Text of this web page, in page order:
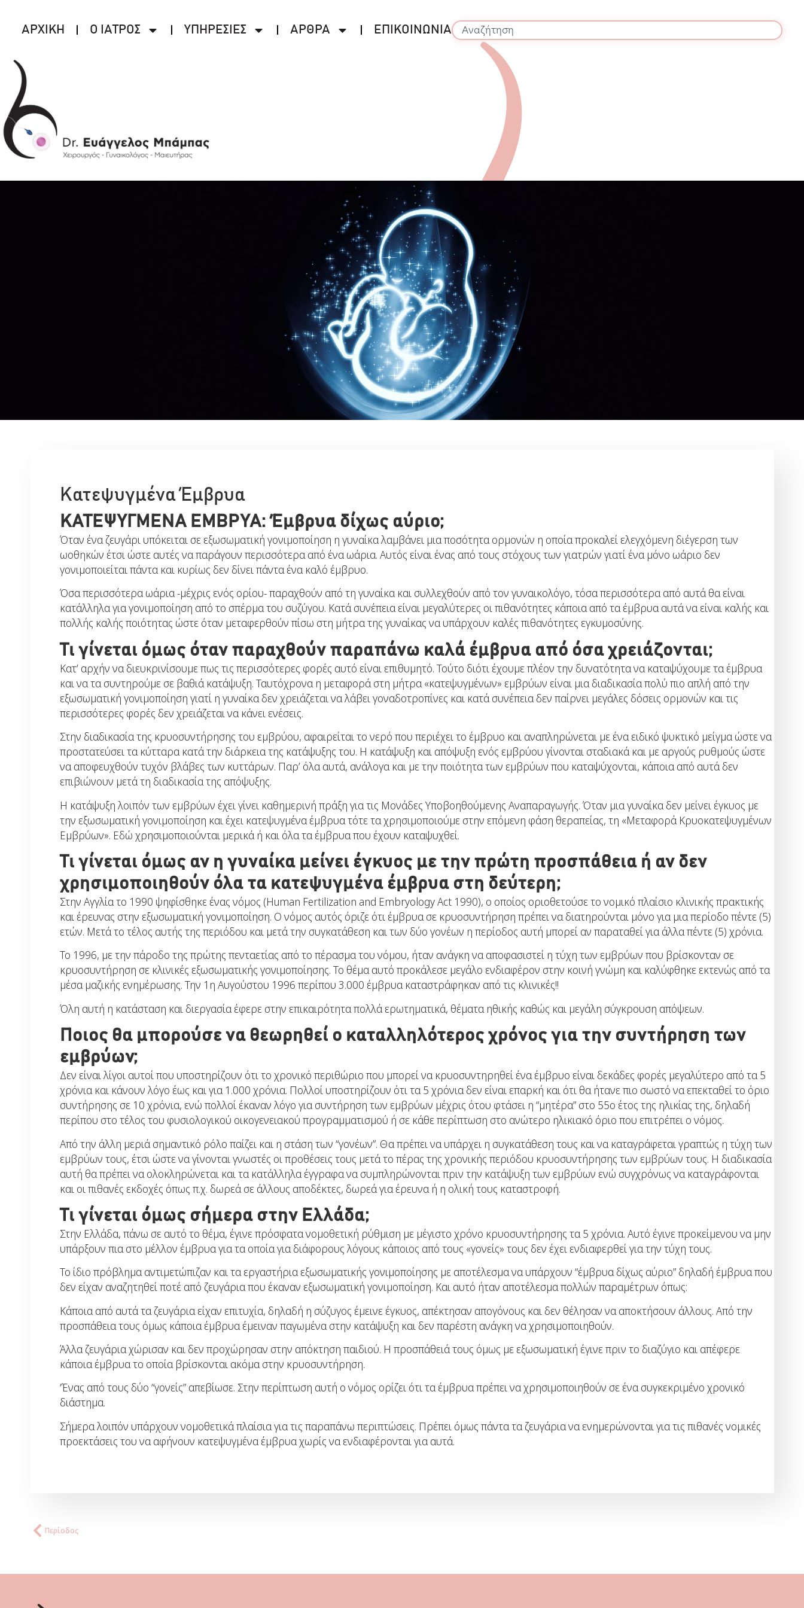
ΑΡΧΙΚΗ Ο ΙΑΤΡΟΣ ΥΠΗΡΕΣΙΕΣ ΑΡΘΡΑ ΕΠΙΚΟΙΝΩΝΙΑ
Κατεψυγμένα Έμβρυα
ΚΑΤΕΨΥΓΜΕΝΑ ΕΜΒΡΥΑ: Έμβρυα δίχως αύριο;
Όταν ένα ζευγάρι υπόκειται σε εξωσωματική γονιμοποίηση η γυναίκα λαμβάνει μια ποσότητα ορμονών η οποία προκαλεί ελεγχόμενη διέγερση των
ωοθηκών έτσι ώστε αυτές να παράγουν περισσότερα από ένα ωάρια. Αυτός είναι ένας από τους στόχους των γιατρών γιατί ένα μόνο ωάριο δεν
γονιμοποιείται πάντα και κυρίως δεν δίνει πάντα ένα καλό έμβρυο.
Όσα περισσότερα ωάρια -μέχρις ενός ορίου- παραχθούν από τη γυναίκα και συλλεχθούν από τον γυναικολόγο, τόσα περισσότερα από αυτά θα είναι
κατάλληλα για γονιμοποίηση από το σπέρμα του συζύγου. Κατά συνέπεια είναι μεγαλύτερες οι πιθανότητες κάποια από τα έμβρυα αυτά να είναι καλής και
πολλής καλής ποιότητας ώστε όταν μεταφερθούν πίσω στη μήτρα της γυναίκας να υπάρχουν καλές πιθανότητες εγκυμοσύνης.
Τι γίνεται όμως όταν παραχθούν παραπάνω καλά έμβρυα από όσα χρειάζονται;
Κατ’ αρχήν να διευκρινίσουμε πως τις περισσότερες φορές αυτό είναι επιθυμητό. Τούτο διότι έχουμε πλέον την δυνατότητα να καταψύχουμε τα έμβρυα
και να τα συντηρούμε σε βαθιά κατάψυξη. Ταυτόχρονα η μεταφορά στη μήτρα «κατεψυγμένων» εμβρύων είναι μια διαδικασία πολύ πιο απλή από την
εξωσωματική γονιμοποίηση γιατί η γυναίκα δεν χρειάζεται να λάβει γοναδοτροπίνες και κατά συνέπεια δεν παίρνει μεγάλες δόσεις ορμονών και τις
περισσότερες φορές δεν χρειάζεται να κάνει ενέσεις.
Στην διαδικασία της κρυοσυντήρησης του εμβρύου, αφαιρείται το νερό που περιέχει το έμβρυο και αναπληρώνεται με ένα ειδικό ψυκτικό μείγμα ώστε να
προστατεύσει τα κύτταρα κατά την διάρκεια της κατάψυξης του. Η κατάψυξη και απόψυξη ενός εμβρύου γίνονται σταδιακά και με αργούς ρυθμούς ώστε
να αποφευχθούν τυχόν βλάβες των κυττάρων. Παρ’ όλα αυτά, ανάλογα και με την ποιότητα των εμβρύων που καταψύχονται, κάποια από αυτά δεν
επιβιώνουν μετά τη διαδικασία της απόψυξης.
Η κατάψυξη λοιπόν των εμβρύων έχει γίνει καθημερινή πράξη για τις Μονάδες Υποβοηθούμενης Αναπαραγωγής. Όταν μια γυναίκα δεν μείνει έγκυος με
την εξωσωματική γονιμοποίηση και έχει κατεψυγμένα έμβρυα τότε τα χρησιμοποιούμε στην επόμενη φάση θεραπείας, τη «Μεταφορά Κρυοκατεψυγμένων
Εμβρύων». Εδώ χρησιμοποιούνται μερικά ή και όλα τα έμβρυα που έχουν καταψυχθεί.
Τι γίνεται όμως αν η γυναίκα μείνει έγκυος με την πρώτη προσπάθεια ή αν δεν
χρησιμοποιηθούν όλα τα κατεψυγμένα έμβρυα στη δεύτερη;
Στην Αγγλία το 1990 ψηφίσθηκε ένας νόμος (Human Fertilization and Embryology Act 1990), ο οποίος οριοθετούσε το νομικό πλαίσιο κλινικής πρακτικής
και έρευνας στην εξωσωματική γονιμοποίηση. Ο νόμος αυτός όριζε ότι έμβρυα σε κρυοσυντήρηση πρέπει να διατηρούνται μόνο για μια περίοδο πέντε (5)
ετών. Μετά το τέλος αυτής της περιόδου και μετά την συγκατάθεση και των δύο γονέων η περίοδος αυτή μπορεί αν παραταθεί για άλλα πέντε (5) χρόνια.
Το 1996, με την πάροδο της πρώτης πενταετίας από το πέρασμα του νόμου, ήταν ανάγκη να αποφασιστεί η τύχη των εμβρύων που βρίσκονταν σε
κρυοσυντήρηση σε κλινικές εξωσωματικής γονιμοποίησης. Το θέμα αυτό προκάλεσε μεγάλο ενδιαφέρον στην κοινή γνώμη και καλύφθηκε εκτενώς από τα
μέσα μαζικής ενημέρωσης. Την 1η Αυγούστου 1996 περίπου 3.000 έμβρυα καταστράφηκαν από τις κλινικές!!
Όλη αυτή η κατάσταση και διεργασία έφερε στην επικαιρότητα πολλά ερωτηματικά, θέματα ηθικής καθώς και μεγάλη σύγκρουση απόψεων.
Ποιος θα μπορούσε να θεωρηθεί ο καταλληλότερος χρόνος για την συντήρηση των
εμβρύων;
Δεν είναι λίγοι αυτοί που υποστηρίζουν ότι το χρονικό περιθώριο που μπορεί να κρυοσυντηρηθεί ένα έμβρυο είναι δεκάδες φορές μεγαλύτερο από τα 5
χρόνια και κάνουν λόγο έως και για 1.000 χρόνια. Πολλοί υποστηρίζουν ότι τα 5 χρόνια δεν είναι επαρκή και ότι θα ήτανε πιο σωστό να επεκταθεί το όριο
συντήρησης σε 10 χρόνια, ενώ πολλοί έκαναν λόγο για συντήρηση των εμβρύων μέχρις ότου φτάσει η “μητέρα” στο 55ο έτος της ηλικίας της, δηλαδή
περίπου στο τέλος του φυσιολογικού οικογενειακού προγραμματισμού ή σε κάθε περίπτωση στο ανώτερο ηλικιακό όριο που επιτρέπει ο νόμος.
Από την άλλη μεριά σημαντικό ρόλο παίζει και η στάση των “γονέων”. Θα πρέπει να υπάρχει η συγκατάθεση τους και να καταγράφεται γραπτώς η τύχη των
εμβρύων τους, έτσι ώστε να γίνονται γνωστές οι προθέσεις τους μετά το πέρας της χρονικής περιόδου κρυοσυντήρησης των εμβρύων τους. Η διαδικασία
αυτή θα πρέπει να ολοκληρώνεται και τα κατάλληλα έγγραφα να συμπληρώνονται πριν την κατάψυξη των εμβρύων ενώ συγχρόνως να καταγράφονται
και οι πιθανές εκδοχές όπως π.χ. δωρεά σε άλλους αποδέκτες, δωρεά για έρευνα ή η ολική τους καταστροφή.
Τι γίνεται όμως σήμερα στην Ελλάδα;
Στην Ελλάδα, πάνω σε αυτό το θέμα, έγινε πρόσφατα νομοθετική ρύθμιση με μέγιστο χρόνο κρυοσυντήρησης τα 5 χρόνια. Αυτό έγινε προκείμενου να μην
υπάρξουν πια στο μέλλον έμβρυα για τα οποία για διάφορους λόγους κάποιος από τους «γονείς» τους δεν έχει ενδιαφερθεί για την τύχη τους.
Το ίδιο πρόβλημα αντιμετώπιζαν και τα εργαστήρια εξωσωματικής γονιμοποίησης με αποτέλεσμα να υπάρχουν “έμβρυα δίχως αύριο” δηλαδή έμβρυα που
δεν είχαν αναζητηθεί ποτέ από ζευγάρια που έκαναν εξωσωματική γονιμοποίηση. Και αυτό ήταν αποτέλεσμα πολλών παραμέτρων όπως:
Κάποια από αυτά τα ζευγάρια είχαν επιτυχία, δηλαδή η σύζυγος έμεινε έγκυος, απέκτησαν απογόνους και δεν θέλησαν να αποκτήσουν άλλους. Από την
προσπάθεια τους όμως κάποια έμβρυα έμειναν παγωμένα στην κατάψυξη και δεν παρέστη ανάγκη να χρησιμοποιηθούν.
Άλλα ζευγάρια χώρισαν και δεν προχώρησαν στην απόκτηση παιδιού. Η προσπάθειά τους όμως με εξωσωματική έγινε πριν το διαζύγιο και απέφερε
κάποια έμβρυα το οποία βρίσκονται ακόμα στην κρυοσυντήρηση.
‘Ένας από τους δύο “γονείς” απεβίωσε. Στην περίπτωση αυτή ο νόμος ορίζει ότι τα έμβρυα πρέπει να χρησιμοποιηθούν σε ένα συγκεκριμένο χρονικό
διάστημα.
Σήμερα λοιπόν υπάρχουν νομοθετικά πλαίσια για τις παραπάνω περιπτώσεις. Πρέπει όμως πάντα τα ζευγάρια να ενημερώνονται για τις πιθανές νομικές
προεκτάσεις του να αφήνουν κατεψυγμένα έμβρυα χωρίς να ενδιαφέρονται για αυτά.
Περίοδος